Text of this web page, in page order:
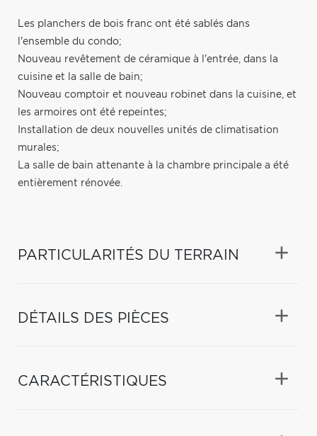
Les planchers de bois franc ont été sablés dans
l'ensemble du condo;
Nouveau revêtement de céramique à l'entrée, dans la
cuisine et la salle de bain;
Nouveau comptoir et nouveau robinet dans la cuisine, et
les armoires ont été repeintes;
Installation de deux nouvelles unités de climatisation
murales;
La salle de bain attenante à la chambre principale a été
entièrement rénovée.
PARTICULARITÉS DU TERRAIN
DÉTAILS DES PIÈCES
CARACTÉRISTIQUES